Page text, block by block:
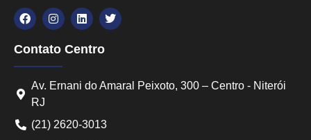
Contato Centro
Av. Ernani do Amaral Peixoto, 300 – Centro - Niterói
RJ
(21) 2620-3013